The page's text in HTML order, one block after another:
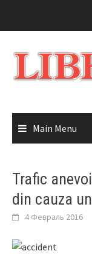
Main Menu
Trafic
din cauza
4 Февраль 2016